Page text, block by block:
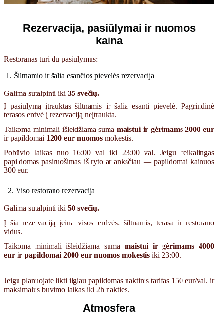
Rezervacija, pasiūlymai ir nuomos
kaina
Restoranas turi du pasiūlymus:
1. Šiltnamio ir šalia esančios pievelės rezervacija
Galima sutalpinti iki 35 svečių.
Į pasiūlymą įtrauktas šiltnamis ir šalia esanti pievelė. Pagrindinė
terasos erdvė į rezervaciją neįtraukta.
Taikoma minimali išleidžiama suma maistui ir gėrimams 2000 eur
ir papildomai 1200 eur nuomos mokestis.
Pobūvio laikas nuo 16:00 val iki 23:00 val. Jeigu reikalingas
papildomas pasiruošimas iš ryto ar anksčiau — papildomai kainuos
300 eur.
2. Viso restorano rezervacija
Galima sutalpinti iki 50 svečių.
Į šia rezervaciją įeina visos erdvės: šiltnamis, terasa ir restorano
vidus.
Taikoma minimali išleidžiama suma maistui ir gėrimams 4000
eur ir papildomai 2000 eur nuomos mokestis iki 23:00.
Jeigu planuojate likti ilgiau papildomas naktinis tarifas 150 eur/val. ir
maksimalus buvimo laikas iki 2h nakties.
Atmosfera